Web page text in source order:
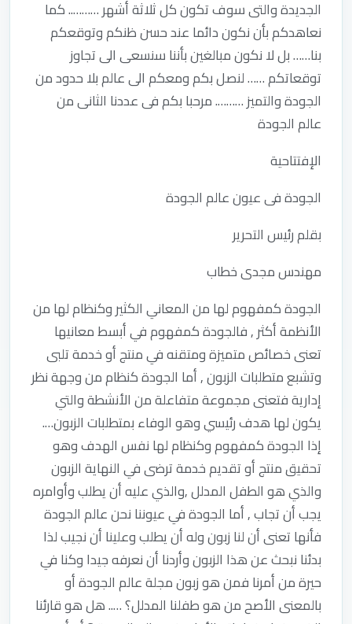
الجديدة والتى سوف تكون كل ثلاثة أشهر ……….. كما
نعاهدكم بأن نكون دائما عند حسن ظنكم وتوقعكم
بنا…… بل لا نكون مبالغين بأننا سنسعى الى تجاوز
توقعاتكم …… لنصل بكم ومعكم الى عالم بلا حدود من
الجودة والتميز ………. مرحبا بكم فى عددنا الثانى من
عالم الجودة
الإفتتاحية
الجودة فى عيون عالم الجودة
بقلم رئيس التحرير
مهندس مجدى خطاب
الجودة كمفهوم لها من المعاني الكثير وكنظام لها من
الأنظمة أكثر , فالجودة كمفهوم في أبسط معانيها
تعنى خصائص متميزة ومتقنه في منتج أو خدمة تلبى
وتشبع متطلبات الزبون , أما الجودة كنظام من وجهة نظر
إدارية فتعنى مجموعة متفاعلة من الأنشطة والتي
يكون لها هدف رئيسي وهو الوفاء بمتطلبات الزبون….
إذا الجودة كمفهوم وكنظام لها نفس الهدف وهو
تحقيق منتج أو تقديم خدمة ترضى في النهاية الزبون
والذي هو الطفل المدلل ,والذي عليه أن يطلب وأوامره
يجب أن تجاب , أما الجودة في عيوننا نحن عالم الجودة
فأنها تعنى أن لنا زبون وله أن يطلب وعلينا أن نجيب لذا
بدئنا نبحث عن هذا الزبون وأردنا أن نعرفه جيدا وكنا في
حيرة من أمرنا فمن هو زبون مجلة عالم الجودة أو
بالمعنى الأصح من هو طفلنا المدلل؟ ….. هل هو قارئنا